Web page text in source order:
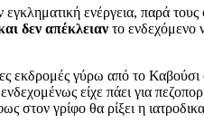
ενέργεια, παρά τους
δεν απέκλειαν το ενδεχόμενο
εκδρομές γύρω από το Καβούσι
είχε πάει για
στον γρίφο θα ρίξει η